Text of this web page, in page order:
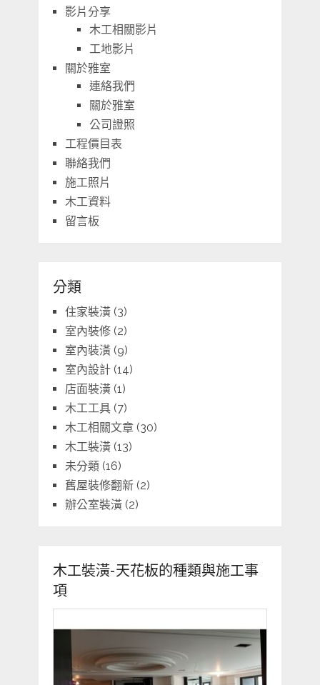
影片分享
木工相關影片
工地影片
關於雅室
連絡我們
關於雅室
公司證照
工程價目表
聯絡我們
施工照片
木工資料
留言板
分類
住家裝潢(3)
室內裝修(2)
室內裝潢(9)
室內設計(14)
店面裝潢(1)
木工工具(7)
木工相關文章(30)
木工裝潢(13)
未分類(16)
舊屋裝修翻新(2)
辦公室裝潢(2)
木工裝潢-天花板的種類與施工事
項